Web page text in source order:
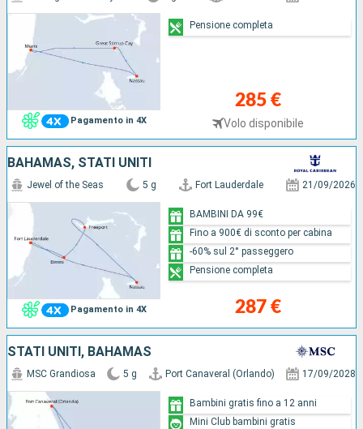
Pagamento in 4X
285 €
Volo disponibile
Pensione completa
BAHAMAS, STATI UNITI
Pagamento in 4X
Jewel of the Seas 5 g Fort Lauderdale 21/09/2026
287 €
BAMBINI DA 99€
Fino a 900€ di sconto per cabina
-60% sul 2° passeggero
Pensione completa
STATI UNITI, BAHAMAS
MSC Grandiosa 5 g Port Canaveral (Orlando) 17/09/2028
Bambini gratis fino a 12 anni
Mini Club bambini gratis